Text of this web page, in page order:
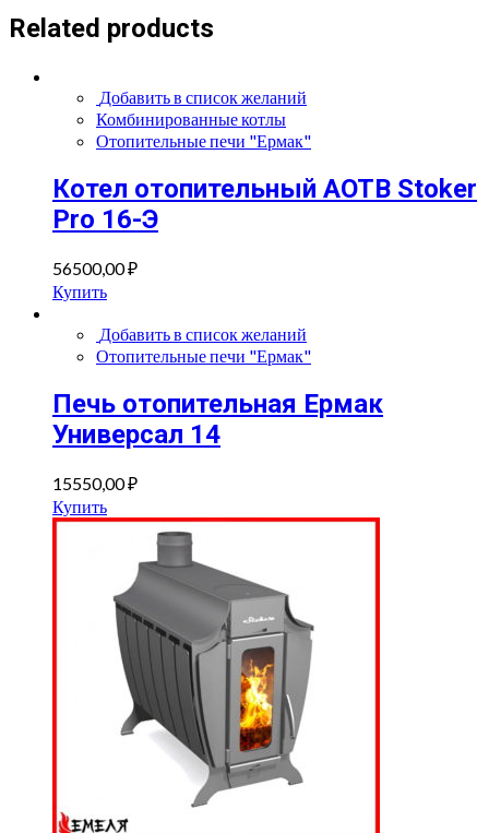
Related products
Добавить в список желаний
Комбинированные котлы
Отопительные печи "Ермак"
Котел отопительный AOTB Stoker
Pro 16-Э
56500,00₽
Купить
Добавить в список желаний
Отопительные печи "Ермак"
Печь отопительная Ермак
Универсал 14
15550,00₽
Купить